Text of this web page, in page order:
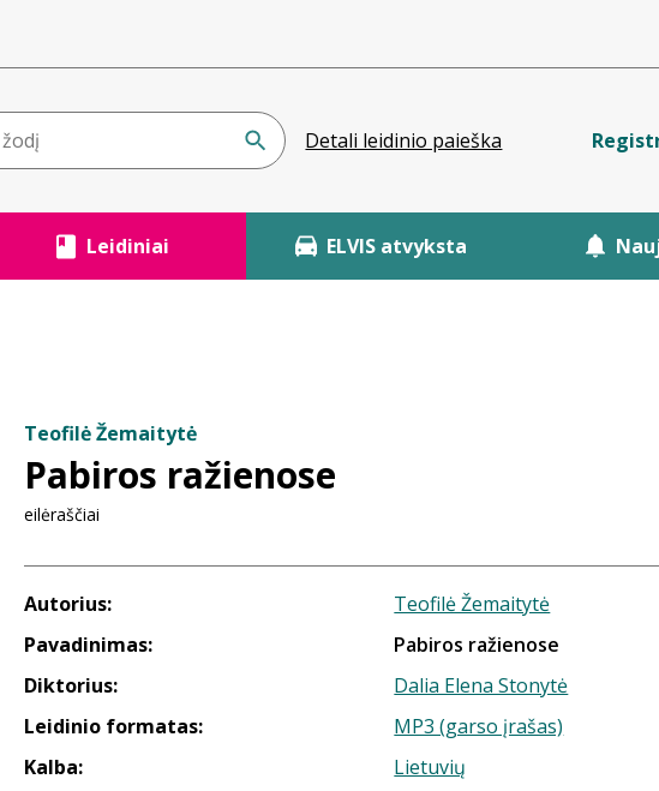
Detali leidinio paieška
Leidiniai ELVIS atvyksta
Teofilė Žemaitytė
Pabiros ražienose
eilėraščiai
Autorius:
Teofilė Žemaitytė
Pavadinimas:
Pabiros ražienose
Diktorius:
Dalia Elena Stonytė
Leidinio formatas:
MP3 (garso įrašas)
Kalba:
Lietuvių